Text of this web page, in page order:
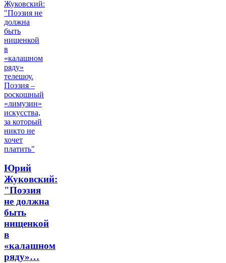
Юрий
Жуковский:
"Поэзия
не должна
быть
нищенкой
в
«калашном
ряду»…